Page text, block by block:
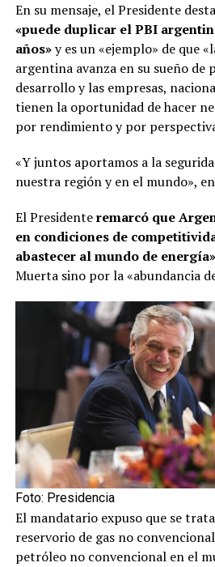
En su mensaje, el Presidente
«puede duplicar el PBI
años»y es un «ejemplo» de que
argentina avanza en su sueño de
desarrollo y las empresas,
tienen la oportunidad de hacer
por rendimiento y por
«Y juntos aportamos a la
nuestra región y en el mundo»,
El Presidenteremarcó que
en condiciones de
abastecer al mundo de energía»
Muerta sino por la «abundancia
Foto: Presidencia
El mandatario expuso que se
reservorio de gas no
petróleo no convencional en el